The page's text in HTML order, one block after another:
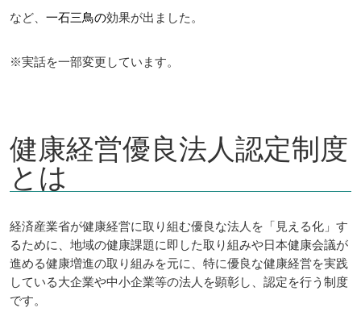
など、一石三鳥の効果が出ました。
※実話を一部変更しています。
健康経営優良法人認定制度
とは
経済産業省が健康経営に取り組む優良な法人を「見える化」す
るために、地域の健康課題に即した取り組みや日本健康会議が
進める健康増進の取り組みを元に、特に優良な健康経営を実践
している大企業や中小企業等の法人を顕彰し、認定を行う制度
です。